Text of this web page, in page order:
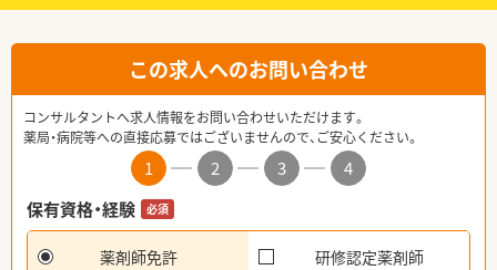
この求人へのお問い合わせ
コンサルタントへ求人情報をお問い合わせいただけます。
薬局・病院等への直接応募ではございませんので、ご安心ください。
1 2 3
4
保有資格・経験
必須
薬剤師免許 研修認定薬剤師